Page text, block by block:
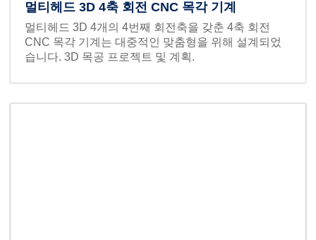
멀티헤드 3D 4축 회전 CNC 목각 기계
멀티헤드 3D 4개의 4번째 회전축을 갖춘 4축 회전
CNC 목각 기계는 대중적인 맞춤형을 위해 설계되었
습니다. 3D 목공 프로젝트 및 계획.